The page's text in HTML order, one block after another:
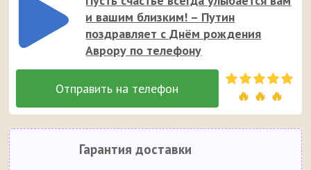
и вашим близким! – Путин
поздравляет с Днём рождения
Аврору по телефону
🔥 🔥 🔥
Гарантия доставки